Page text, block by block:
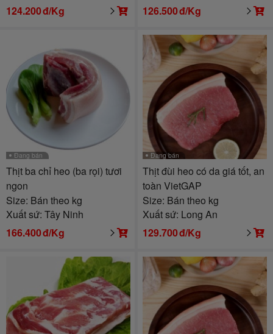
124.200đ/Kg
126.500đ/Kg
Đang bán
Thịt ba chỉ heo (ba rọi) tươi
ngon
Size: Bán theo kg
Xuất sứ: Tây Ninh
166.400đ/Kg
Đang bán
Thịt đùi heo có da giá tốt, an
toàn VietGAP
Size: Bán theo kg
Xuất sứ: Long An
129.700đ/Kg